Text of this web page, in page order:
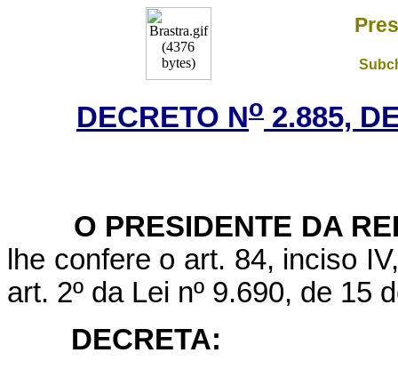
DECRETO No 2.885,
O PRESIDENTE DA
lhe confere o art. 84, inciso
art. 2º da Lei nº 9.690, de 15
DECRETA: